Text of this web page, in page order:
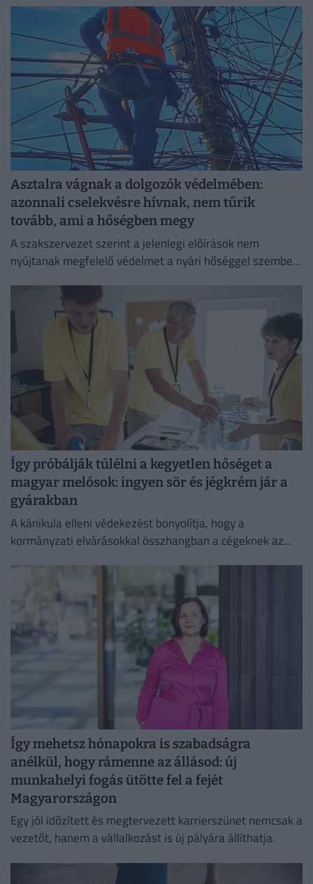
Asztalra vágnak a dolgozók védelmében:
azonnali cselekvésre hívnak, nem tűrik
tovább, ami a hőségben megy
A szakszervezet szerint a jelenlegi előírások nem
nyújtanak megfelelő védelmet a nyári hőséggel szemben,
védelmében.
Így próbálják túlélni a kegyetlen hőséget a
magyar melósok: ingyen sör és jégkrém jár a
gyárakban
A kánikula elleni védekezést bonyolítja, hogy a
kormányzati elvárásokkal összhangban a cégeknek az
Így mehetsz hónapokra is szabadságra
anélkül, hogy rámenne az állásod: új
munkahelyi fogás ütötte fel a fejét
Magyarországon
Egy jól időzített és megtervezett karrierszünet nemcsak a
vezetőt, hanem a vállalkozást is új pályára állíthatja.